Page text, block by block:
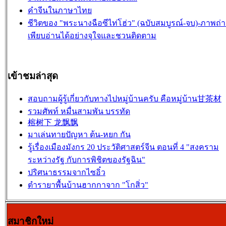
คำจีนในภาษาไทย
ชีวิตของ "พระนางฉือซีไท่โฮ่ว" (ฉบับสมบูรณ์-จบ)-ภาพถ่
เพียบอ่านได้อย่างจุใจและชวนติดตาม
เข้าชมล่าสุด
สอบถามผู้รู้เกี่ยวกับทางไปหมู่บ้านครับ คือหมู่บ้าน甘茶材
รวมศัพท์ หมื่นสามพัน บรรทัด
榕树下 龙飘飘
มาเล่นทายปัญหา ต้น-หยก กัน
รู้เรื่องเมืองมังกร 20 ประวัติศาสตร์จีน ตอนที่ 4 "สงคราม
ระหว่างรัฐ กับการพิชิตของรัฐฉิน"
ปริศนาธรรมจากไซอิ๋ว
ตำรายาพื้นบ้านฮากกาจาก "โกสิ่ว"
สมาชิกใหม่